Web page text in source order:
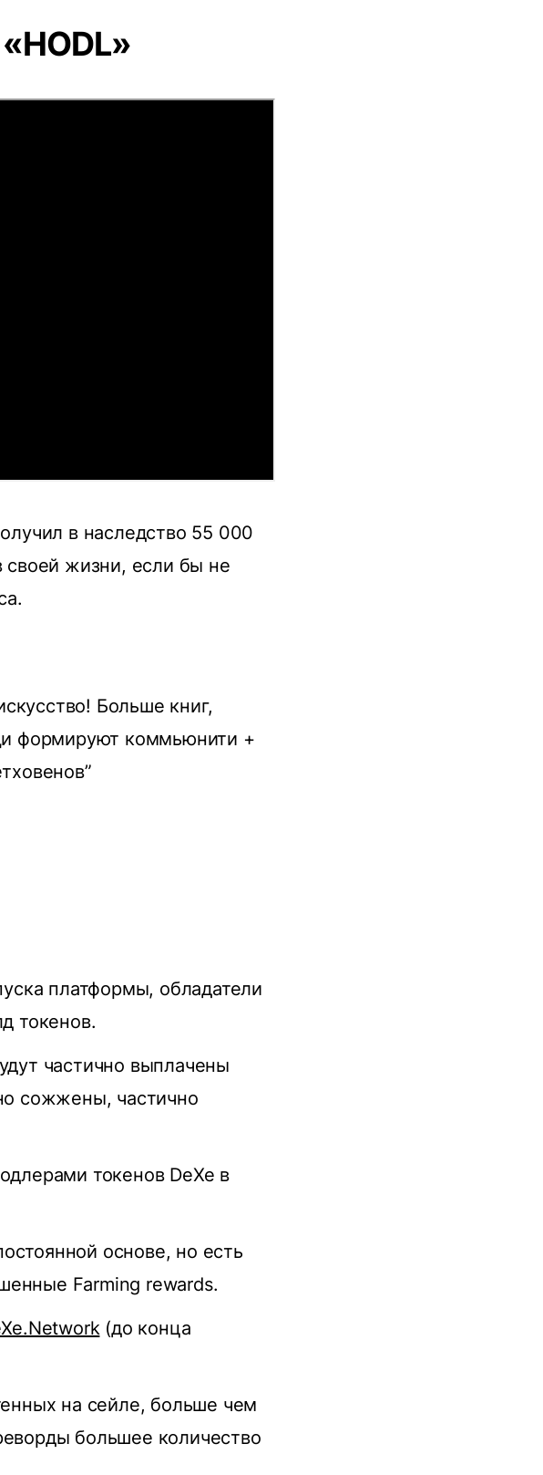
в наследство 55 000
своей жизни, если бы не
Больше книг,
формируют коммьюнити +
платформы, обладатели
токенов.
частично выплачены
сожжены, частично
токенов DeXe в
основе, но есть
Farming rewards.
(до конца
на сейле, больше чем
большее количество